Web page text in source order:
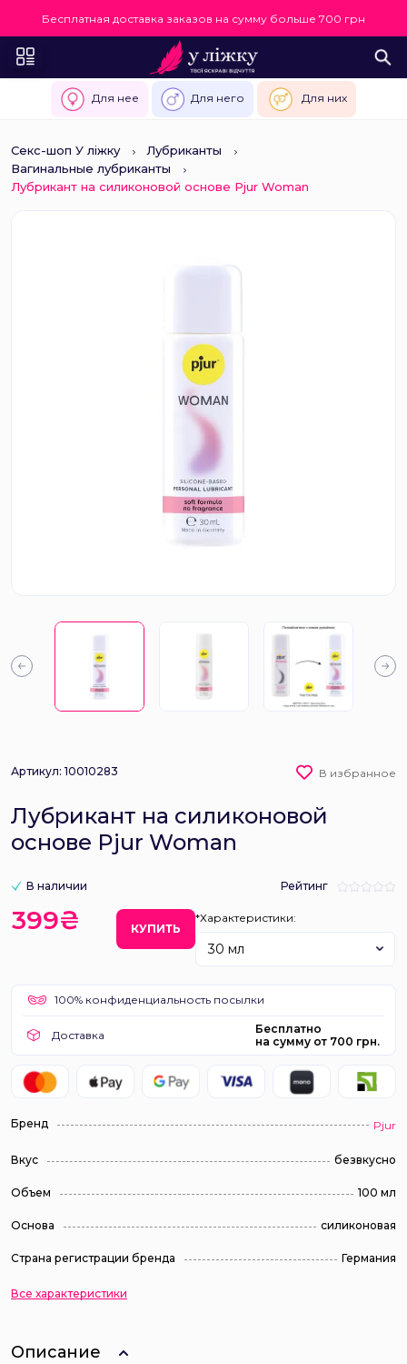
Бесплатная доставка заказов на сумму больше 700 грн
Для нее Для него Для них
Секс-шоп У ліжку
Лубриканты
Вагинальные лубриканты
Лубрикант на силиконовой основе Pjur Woman
Артикул: 10010283 В избранное
Лубрикант на силиконовой
основе Pjur Woman
В наличии Рейтинг
399₴ КУПИТЬ
*Характеристики:
30 мл
100% конфиденциальность посылки
Доставка
Бесплатно
на сумму от 700 грн.
Бренд Pjur
Вкус безвкусно
Объем 100 мл
Основа силиконовая
Страна регистрации бренда Германия
Все характеристики
Описание